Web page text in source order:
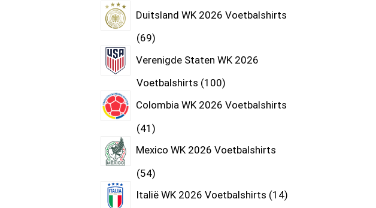
Duitsland WK 2026 Voetbalshirts
69
Verenigde Staten WK 2026
Voetbalshirts 100
Colombia WK 2026 Voetbalshirts
41
Mexico WK 2026 Voetbalshirts
54
Italië WK 2026 Voetbalshirts 14